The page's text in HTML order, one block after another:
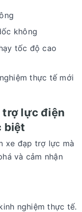
không
tốc độ cao
thực tế mới
trợ lực điện
biệt
xe đạp trợ lực mà
và cảm nhận
nghiệm thực tế.